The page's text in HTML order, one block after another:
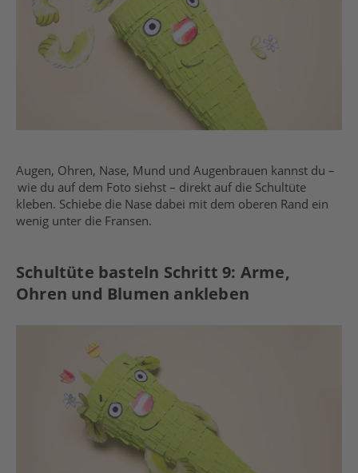
Augen, Ohren, Nase, Mund und Augenbrauen kannst du –
wie du auf dem Foto siehst – direkt auf die Schultüte
kleben. Schiebe die Nase dabei mit dem oberen Rand ein
wenig unter die Fransen.
Schultüte basteln Schritt 9: Arme,
Ohren und Blumen ankleben